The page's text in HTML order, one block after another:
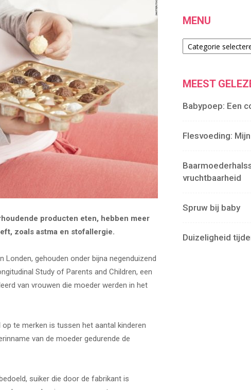
producten eten, hebben meer
zoals astma en stofallergie.
Londen, gehouden onder bijna negenduizend
Study of Parents and Children, een
van vrouwen die moeder werden in het
te merken is tussen het aantal kinderen
van de moeder gedurende de
suiker die door de fabrikant is
MENU
Menu
MEEST
Babypoep: Een
Flesvoeding:
vruchtbaarheid
Spruw bij baby
Duizeligheid